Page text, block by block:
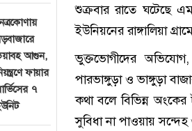
আগুন,
ফায়ার
৭
শুক্রবার রাতে ঘটেছে
ইউনিয়নের রাঙ্গালিয়া
ভুক্তভোগীদের
পারভাঙ্গুড়া ও ভাঙ্গুড়া
কথা বলে বিভিন্ন
সুবিধা না পাওয়ায়